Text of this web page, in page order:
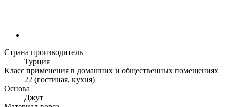
Страна производитель
Турция
Класс применения в домашних и общественных помещениях
22 (гостиная, кухня)
Основа
Джут